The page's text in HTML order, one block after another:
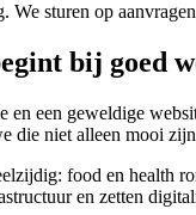
We sturen op
bij goed
en een geweldige
die niet alleen mooi
food en health
en zetten